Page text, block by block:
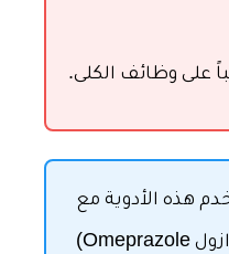
على وظائف الكلى.
هذه الأدوية مع
حامي للمعدة (مثل أوميبرازول Omeprazole)